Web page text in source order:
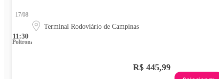
11:30
17/08
Terminal Rodoviário de Campinas
Poltrona
R$ 445,99